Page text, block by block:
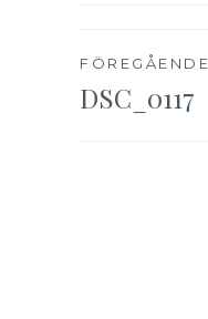
DSC_0117